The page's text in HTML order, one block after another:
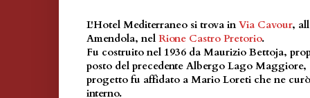
L'Hotel Mediterraneo si trova inVia Cavour,
Amendola, nel Rione Castro Pretorio.
Fu costruito nel 1936 da Maurizio Bettoja,
posto del precedente Albergo Lago Maggiore,
progetto fu affidato a Mario Loreti che ne
interno.